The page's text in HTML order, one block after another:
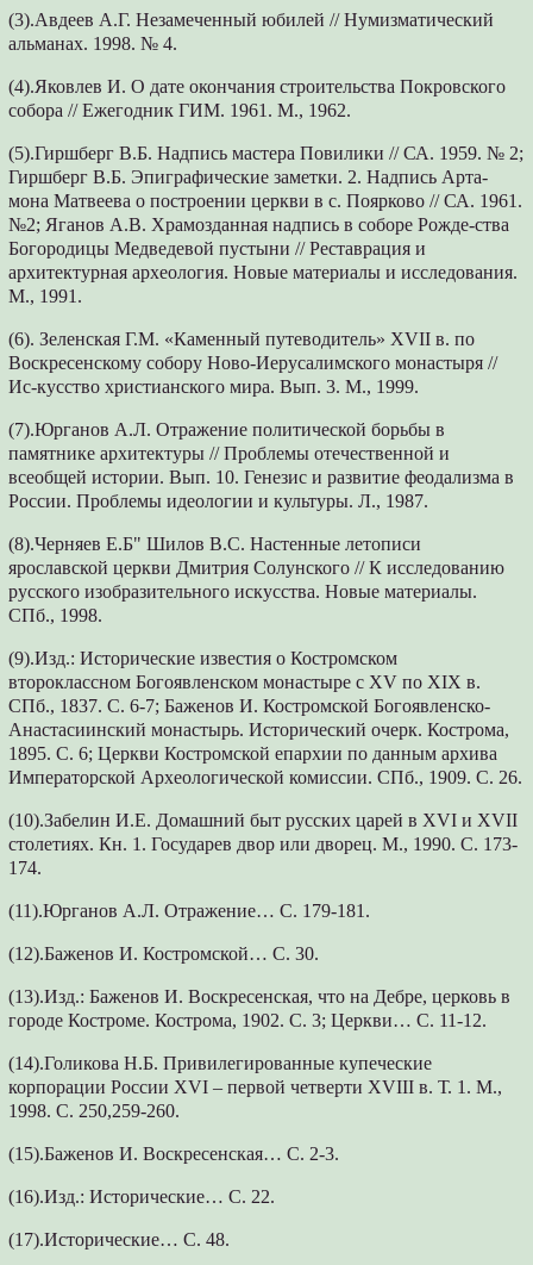
(3).Авдеев А.Г. Незамеченный юбилей // Нумизматический
альманах. 1998. № 4.
(4).Яковлев И. О дате окончания строительства Покровского
собора // Ежегодник ГИМ. 1961. М., 1962.
(5).Гиршберг В.Б. Надпись мастера Повилики // СА. 1959. № 2;
Гиршберг В.Б. Эпиграфические заметки. 2. Надпись Арта-
мона Матвеева о построении церкви в с. Поярково // СА. 1961.
№2; Яганов А.В. Храмозданная надпись в соборе Рожде-ства
Богородицы Медведевой пустыни // Реставрация и
архитектурная археология. Новые материалы и исследования.
М., 1991.
(6). Зеленская Г.М. «Каменный путеводитель» XVII в. по
Воскресенскому собору Ново-Иерусалимского монастыря //
Ис-кусство христианского мира. Вып. 3. М., 1999.
(7).Юрганов А.Л. Отражение политической борьбы в
памятнике архитектуры // Проблемы отечественной и
всеобщей истории. Вып. 10. Генезис и развитие феодализма в
России. Проблемы идеологии и культуры. Л., 1987.
(8).Черняев Е.Б" Шилов В.С. Настенные летописи
ярославской церкви Дмитрия Солунского // К исследованию
русского изобразительного искусства. Новые материалы.
СПб., 1998.
(9).Изд.: Исторические известия о Костромском
второклассном Богоявленском монастыре с XV по XIX в.
СПб., 1837. С. 6-7; Баженов И. Костромской Богоявленско-
Анастасиинский монастырь. Исторический очерк. Кострома,
1895. С. 6; Церкви Костромской епархии по данным архива
Императорской Археологической комиссии. СПб., 1909. С. 26.
(10).Забелин И.Е. Домашний быт русских царей в XVI и XVII
столетиях. Кн. 1. Государев двор или дворец. М., 1990. С. 173-
174.
(11).Юрганов А.Л. Отражение… С. 179-181.
(12).Баженов И. Костромской… С. 30.
(13).Изд.: Баженов И. Воскресенская, что на Дебре, церковь в
городе Костроме. Кострома, 1902. С. 3; Церкви… С. 11-12.
(14).Голикова Н.Б. Привилегированные купеческие
корпорации России XVI – первой четверти XVIII в. Т. 1. М.,
1998. С. 250,259-260.
(15).Баженов И. Воскресенская… С. 2-3.
(16).Изд.: Исторические… С. 22.
(17).Исторические… С. 48.